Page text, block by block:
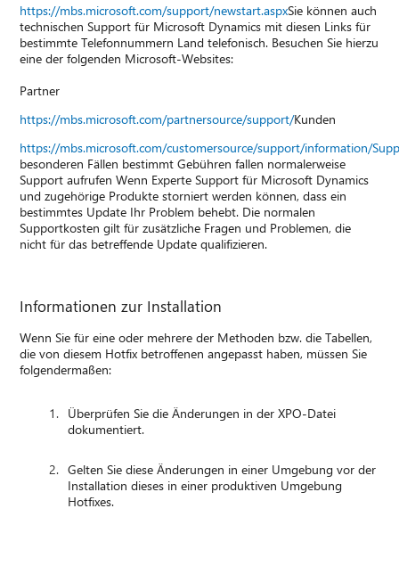
https://mbs.microsoft.com/support/newstart.aspxSie können auch
technischen Support für Microsoft Dynamics mit diesen Links für
bestimmte Telefonnummern Land telefonisch. Besuchen Sie hierzu
eine der folgenden Microsoft-Websites:
Partner
https://mbs.microsoft.com/partnersource/support/Kunden
https://mbs.microsoft.com/customersource/support/information/
besonderen Fällen bestimmt Gebühren fallen normalerweise
Support aufrufen Wenn Experte Support für Microsoft Dynamics
und zugehörige Produkte storniert werden können, dass ein
bestimmtes Update Ihr Problem behebt. Die normalen
Supportkosten gilt für zusätzliche Fragen und Problemen, die
nicht für das betreffende Update qualifizieren.
Informationen zur Installation
Wenn Sie für eine oder mehrere der Methoden bzw. die Tabellen,
die von diesem Hotfix betroffenen angepasst haben, müssen Sie
folgendermaßen:
Überprüfen Sie die Änderungen in der XPO-Datei
dokumentiert.
Gelten Sie diese Änderungen in einer Umgebung vor der
Installation dieses in einer produktiven Umgebung
Hotfixes.